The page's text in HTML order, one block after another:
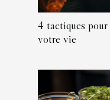
4 tactiques
votre vie